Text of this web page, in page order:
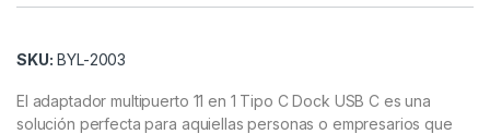
SKU: BYL-2003
El adaptador multipuerto 11 en 1 Tipo C Dock USB C es una
solución perfecta para aquiellas personas o empresarios que